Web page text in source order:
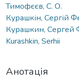
Тимофєєв, С. О.
Курашкін, Сергій
Курашкин, Сергей
Kurashkin, Serhii
Анотація